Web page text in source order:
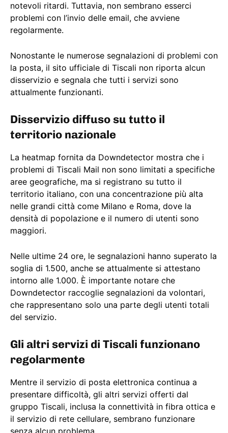
notevoli ritardi. Tuttavia, non sembrano esserci
problemi con l’invio delle email, che avviene
regolarmente.
Nonostante le numerose segnalazioni di problemi con
la posta, il sito ufficiale di Tiscali non riporta alcun
disservizio e segnala che tutti i servizi sono
attualmente funzionanti.
Disservizio diffuso su tutto il
territorio nazionale
La heatmap fornita da Downdetector mostra che i
problemi di Tiscali Mail non sono limitati a specifiche
aree geografiche, ma si registrano su tutto il
territorio italiano, con una concentrazione più alta
nelle grandi città come Milano e Roma, dove la
densità di popolazione e il numero di utenti sono
maggiori.
Nelle ultime 24 ore, le segnalazioni hanno superato la
soglia di 1.500, anche se attualmente si attestano
intorno alle 1.000. È importante notare che
Downdetector raccoglie segnalazioni da volontari,
che rappresentano solo una parte degli utenti totali
del servizio.
Gli altri servizi di Tiscali funzionano
regolarmente
Mentre il servizio di posta elettronica continua a
presentare difficoltà, gli altri servizi offerti dal
gruppo Tiscali, inclusa la connettività in fibra ottica e
il servizio di rete cellulare, sembrano funzionare